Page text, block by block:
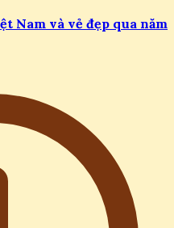
Nam và vẻ đẹp qua năm